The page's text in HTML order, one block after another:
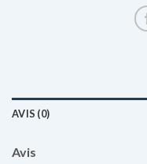
AVIS (0)
Avis